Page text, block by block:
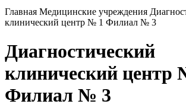
Главная Медицинские учреждения
клинический центр № 1 Филиал № 3
Диагностический
клинический центр
Филиал № 3